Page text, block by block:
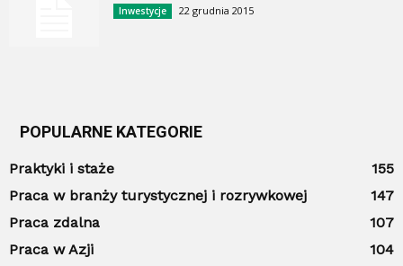
Inwestycje 22 grudnia 2015
POPULARNE KATEGORIE
Praktyki i staże
155
Praca w branży turystycznej i rozrywkowej
147
Praca zdalna
107
Praca w Azji
104